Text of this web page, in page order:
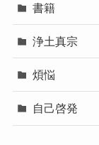
書籍
浄土真宗
煩悩
自己啓発